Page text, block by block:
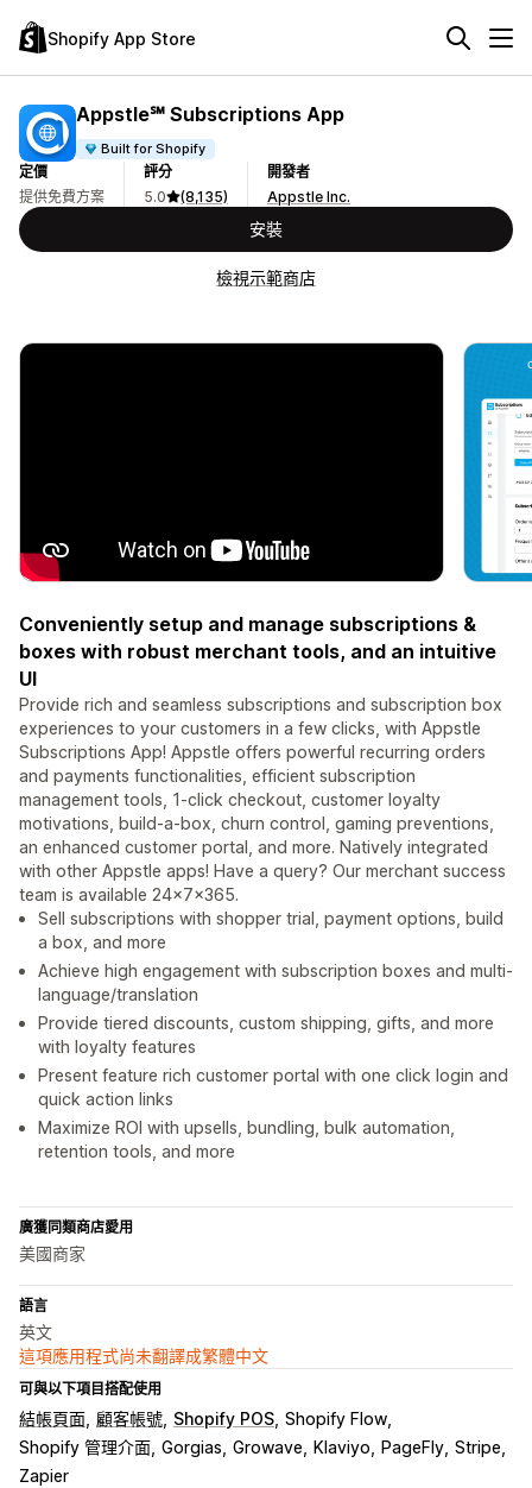
Shopify App Store
Appstle℠ Subscriptions App
Built for Shopify
定價
提供免費方案
評分
5.0
(8,135)
開發者
Appstle Inc.
安裝
檢視示範商店
Conveniently setup and manage subscriptions &
boxes with robust merchant tools, and an intuitive
UI
Provide rich and seamless subscriptions and subscription box
experiences to your customers in a few clicks, with Appstle
Subscriptions App! Appstle offers powerful recurring orders
and payments functionalities, efficient subscription
management tools, 1-click checkout, customer loyalty
motivations, build-a-box, churn control, gaming preventions,
an enhanced customer portal, and more. Natively integrated
with other Appstle apps! Have a query? Our merchant success
team is available 24x7x365.
Sell subscriptions with shopper trial, payment options, build
a box, and more
Achieve high engagement with subscription boxes and multi-
language/translation
Provide tiered discounts, custom shipping, gifts, and more
with loyalty features
Present feature rich customer portal with one click login and
quick action links
Maximize ROI with upsells, bundling, bulk automation,
retention tools, and more
廣獲同類商店愛用
美國商家
語言
英文
這項應用程式尚未翻譯成繁體中文
可與以下項目搭配使用
結帳頁面 顧客帳號 Shopify POS Shopify Flow
Shopify 管理介面 Gorgias Growave Klaviyo PageFly Stripe
Zapier